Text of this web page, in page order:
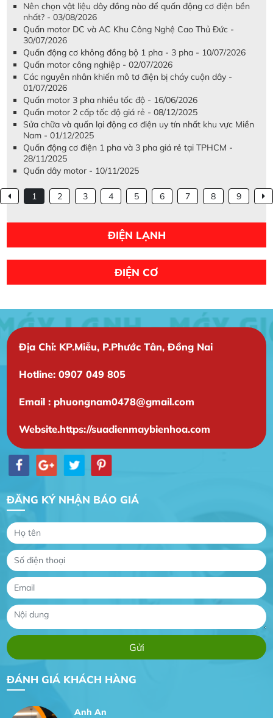
Nên chọn vật liệu dây đồng nào để quấn động cơ điện bền
nhất? - 03/08/2026
Quấn motor DC và AC Khu Công Nghệ Cao Thủ Đức -
30/07/2026
Quấn động cơ không đồng bộ 1 pha - 3 pha - 10/07/2026
Quấn motor công nghiệp - 02/07/2026
Các nguyên nhân khiến mô tơ điện bị cháy cuộn dây -
01/07/2026
Quấn motor 3 pha nhiều tốc độ - 16/06/2026
Quấn motor 2 cấp tốc độ giá rẻ - 08/12/2025
Sửa chữa và quấn lại động cơ điện uy tín nhất khu vực Miền
Nam - 01/12/2025
Quấn động cơ điện 1 pha và 3 pha giá rẻ tại TPHCM -
28/11/2025
Quấn dây motor - 10/11/2025
1 2 3 4 5 6 7 8 9
ĐIỆN LẠNH
ĐIỆN CƠ
Địa Chỉ: KP.Miễu, P.Phước Tân, Đồng Nai
Hotline: 0907 049 805
Email : phuongnam0478@gmail.com
Website.https://suadienmaybienhoa.com
ĐĂNG KÝ NHẬN BÁO GIÁ
ĐÁNH GIÁ KHÁCH HÀNG
Gia Đình chúng tôi rất hài lòng dịch vụ tại
Anh An
vụ
Tôi hài lòng quấn motor đẹp và đúng ý
sản phẩm chất lượng rất tốt sản phẩm chất
phẩm chất lượng rất tốt
Gia Đình lắp máy nóng lạnh
website
Anh An